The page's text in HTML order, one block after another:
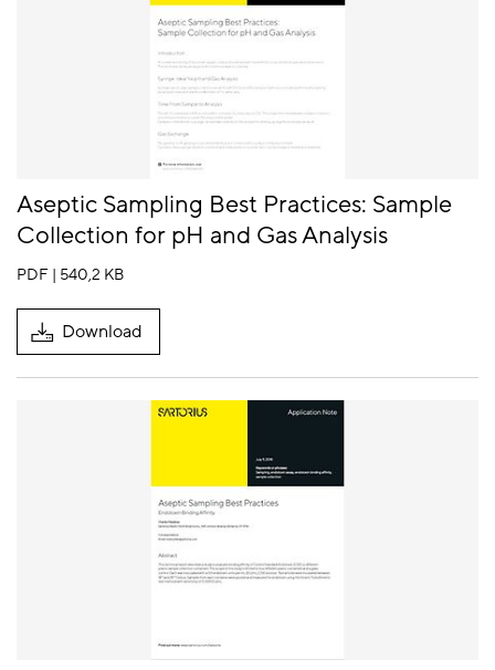
Aseptic Sampling Best Practices: Sample
Collection for pH and Gas Analysis
PDF | 540,2 KB
Download